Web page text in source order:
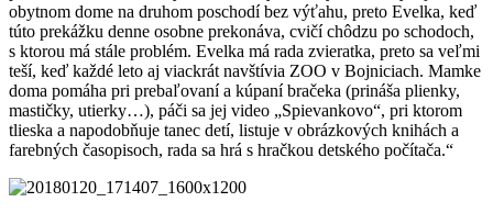
obytnom dome na druhom poschodí bez výťahu, preto Evelka, keď
túto prekážku denne osobne prekonáva, cvičí chôdzu po schodoch,
s ktorou má stále problém. Evelka má rada zvieratka, preto sa veľmi
teší, keď každé leto aj viackrát navštívia ZOO v Bojniciach. Mamke
doma pomáha pri prebaľovaní a kúpaní bračeka (prináša plienky,
mastičky, utierky…), páči sa jej video „Spievankovo“, pri ktorom
tlieska a napodobňuje tanec detí, listuje v obrázkových knihách a
farebných časopisoch, rada sa hrá s hračkou detského počítača.“